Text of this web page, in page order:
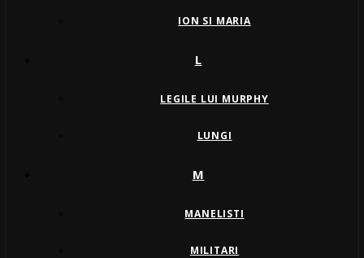
ION SI MARIA
L
LEGILE LUI MURPHY
LUNGI
M
MANELISTI
MILITARI